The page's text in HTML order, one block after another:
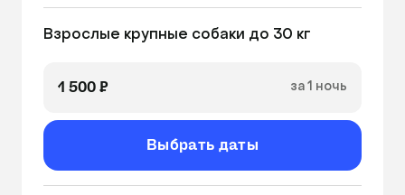
Взрослые крупные собаки до 30 кг
1 500 ₽ за 1 ночь
Выбрать даты